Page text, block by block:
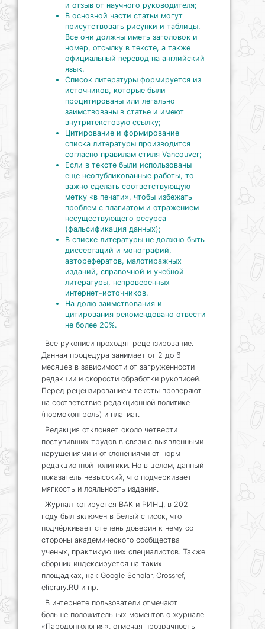
и отзыв от научного руководителя;
В основной части статьи могут
присутствовать рисунки и таблицы.
Все они должны иметь заголовок и
номер, отсылку в тексте, а также
официальный перевод на английский
язык.
Список литературы формируется из
источников, которые были
процитированы или легально
заимствованы в статье и имеют
внутритекстовую ссылку;
Цитирование и формирование
списка литературы производится
согласно правилам стиля Vancouver;
Если в тексте были использованы
еще неопубликованные работы, то
важно сделать соответствующую
метку «в печати», чтобы избежать
проблем с плагиатом и отражением
несуществующего ресурса
(фальсификация данных);
В списке литературы не должно быть
диссертаций и монографий,
авторефератов, малотиражных
изданий, справочной и учебной
литературы, непроверенных
интернет-источников.
На долю заимствования и
цитирования рекомендовано отвести
не более 20%.
Все рукописи проходят рецензирование.
Данная процедура занимает от 2 до 6
месяцев в зависимости от загруженности
редакции и скорости обработки рукописей.
Перед рецензированием тексты проверяют
на соответствие редакционной политике
(нормоконтроль) и плагиат.
Редакция отклоняет около четверти
поступивших трудов в связи с выявленными
нарушениями и отклонениями от норм
редакционной политики. Но в целом, данный
показатель невысокий, что подчеркивает
мягкость и лояльность издания.
Журнал котируется ВАК и РИНЦ, в 202
году был включен в Белый список, что
подчёркивает степень доверия к нему со
стороны академического сообщества
ученых, практикующих специалистов. Также
сборник индексируется на таких
площадках, как Google Scholar, Crossref,
elibrary.RU и пр.
В интернете пользователи отмечают
больше положительных моментов о журнале
«Пародонтология», отмечая прозрачность